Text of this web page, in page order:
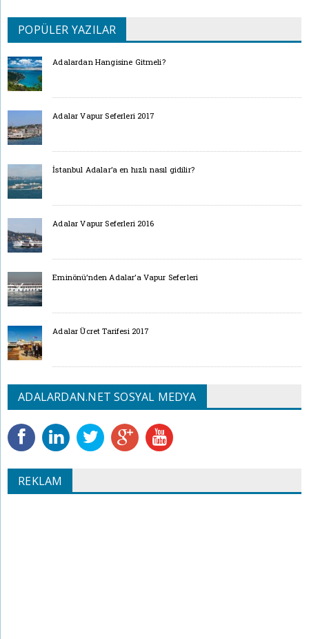
POPÜLER YAZILAR
Adalardan Hangisine Gitmeli?
Adalar Vapur Seferleri 2017
İstanbul Adalar’a en hızlı nasıl gidilir?
Adalar Vapur Seferleri 2016
Eminönü’nden Adalar’a Vapur Seferleri
Adalar Ücret Tarifesi 2017
ADALARDAN.NET SOSYAL MEDYA
REKLAM